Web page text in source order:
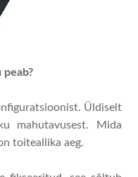
peab?
Üldiselt
mahutavusest. Mida
toiteallika aeg.